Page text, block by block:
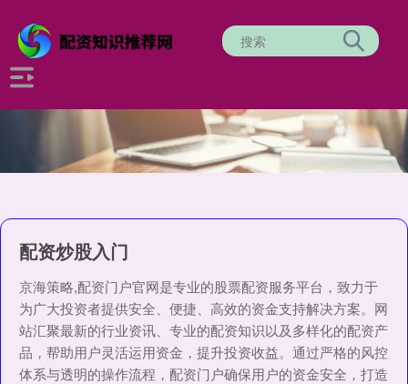
配资炒股入门
京海策略,配资门户官网是专业的股票配资服务平台，致力于
为广大投资者提供安全、便捷、高效的资金支持解决方案。网
站汇聚最新的行业资讯、专业的配资知识以及多样化的配资产
品，帮助用户灵活运用资金，提升投资收益。通过严格的风控
体系与透明的操作流程，配资门户确保用户的资金安全，打造